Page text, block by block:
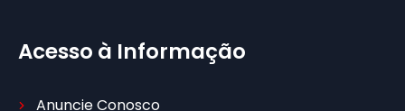
Acesso à Informação
Anuncie Conosco